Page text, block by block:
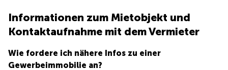
Business
Center
Salzburg
Salzburg
Simmeringer
Hauptstrasse
Am
Tabor
Informationen zum Mietobjekt und
Kontaktaufnahme mit dem Vermieter
Wie fordere ich nähere Infos zu einer
Gewerbeimmobilie an?